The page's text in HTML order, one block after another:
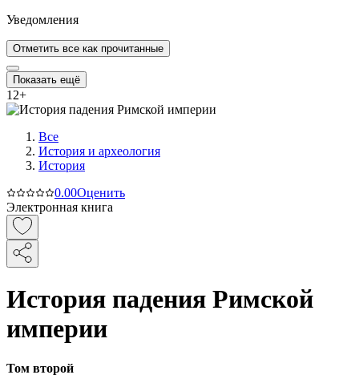
Уведомления
Отметить все как прочитанные
Показать ещё
12+
Все
История и археология
История
0.00Оценить
Электронная книга
История падения Римской
империи
Том второй